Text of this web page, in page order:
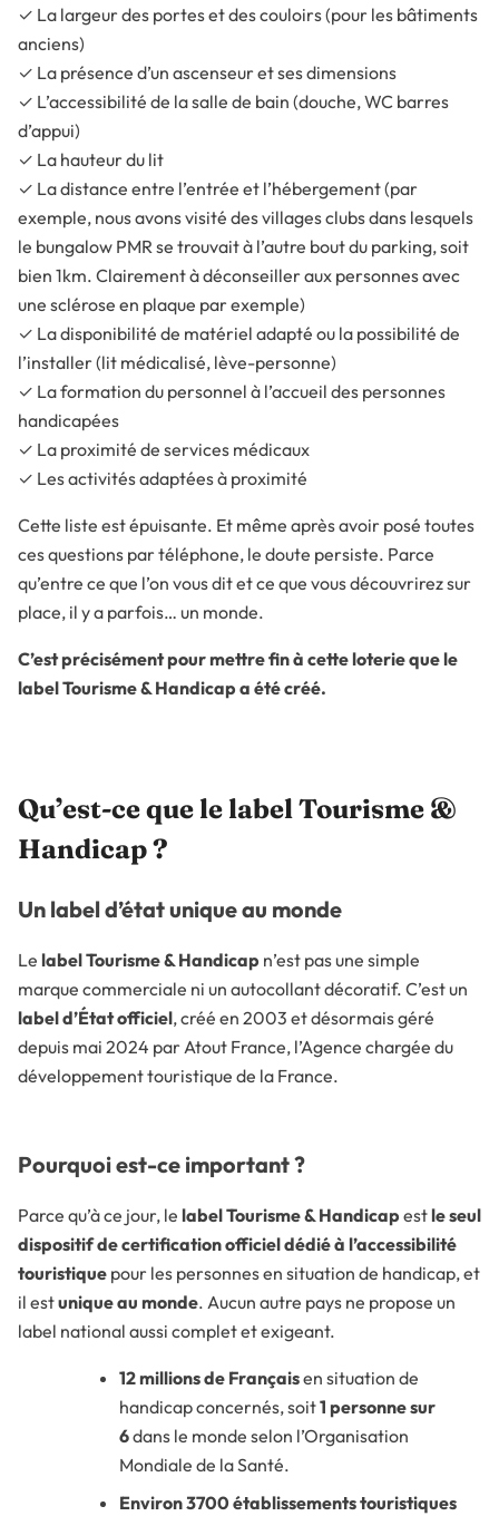
✓ La largeur des portes et des couloirs (pour les bâtiments
anciens)
✓ La présence d’un ascenseur et ses dimensions
✓ L’accessibilité de la salle de bain (douche, WC barres
d’appui)
✓ La hauteur du lit
✓ La distance entre l’entrée et l’hébergement (par
exemple, nous avons visité des villages clubs dans lesquels
le bungalow PMR se trouvait à l’autre bout du parking, soit
bien 1km. Clairement à déconseiller aux personnes avec
une sclérose en plaque par exemple)
✓ La disponibilité de matériel adapté ou la possibilité de
l’installer (lit médicalisé, lève-personne)
✓ La formation du personnel à l’accueil des personnes
handicapées
✓ La proximité de services médicaux
✓ Les activités adaptées à proximité
Cette liste est épuisante. Et même après avoir posé toutes
ces questions par téléphone, le doute persiste. Parce
qu’entre ce que l’on vous dit et ce que vous découvrirez sur
place, il y a parfois… un monde.
C’est précisément pour mettre fin à cette loterie que le
label Tourisme & Handicap a été créé.
Qu’est-ce que le label Tourisme &
Handicap ?
Un label d’état unique au monde
Le label Tourisme & Handicap n’est pas une simple
marque commerciale ni un autocollant décoratif. C’est un
label d’État officiel, créé en 2003 et désormais géré
depuis mai 2024 par Atout France, l’Agence chargée du
développement touristique de la France.
Pourquoi est-ce important ?
Parce qu’à ce jour, le label Tourisme & Handicap estle seul
dispositif de certification officiel dédié à l’accessibilité
touristique pour les personnes en situation de handicap, et
il estunique au monde. Aucun autre pays ne propose un
label national aussi complet et exigeant.
12 millions de Françaisen situation de
handicap concernés, soit1 personne sur
6dans le monde selon l’Organisation
Mondiale de la Santé.
Environ 3700 établissements touristiques